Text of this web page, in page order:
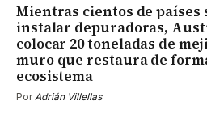
Mientras cientos de países
instalar depuradoras,
colocar 20 toneladas de
muro que restaura de
ecosistema
Por Adrián Villellas